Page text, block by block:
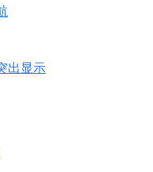
出显示